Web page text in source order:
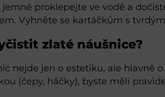
jemně proklepejte ve vodě a
Vyhněte se kartáčkům s
zlaté náušnice?
nejde jen o estetiku, ale hlavně
(čepy, háčky), byste měli